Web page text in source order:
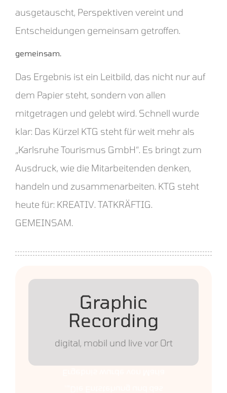
ausgetauscht, Perspektiven vereint und
Entscheidungen gemeinsam getroffen.
gemeinsam.
Das Ergebnis ist ein Leitbild, das nicht nur auf
dem Papier steht, sondern von allen
mitgetragen und gelebt wird. Schnell wurde
klar: Das Kürzel KTG steht für weit mehr als
„Karlsruhe Tourismus GmbH“. Es bringt zum
Ausdruck, wie die Mitarbeitenden denken,
handeln und zusammenarbeiten. KTG steht
heute für: KREATIV. TATKRÄFTIG.
GEMEINSAM.
Graphic
Recording
digital, mobil und live vor Ort
Illustratorin visualisiert.“
KTG